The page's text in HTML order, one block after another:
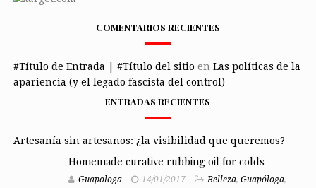
COMENTARIOS RECIENTES
#Título de Entrada | #Título del sitio en Las políticas de la
apariencia (y el legado fascista del control)
ENTRADAS RECIENTES
Artesanía sin artesanos: ¿la visibilidad que queremos?
Homemade curative rubbing oil for colds
Guapologa 14/01/2017 Belleza, Guapóloga,